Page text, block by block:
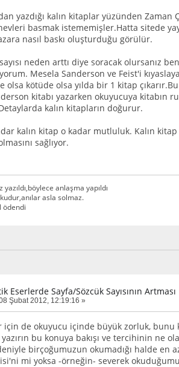
yazdığı kalın kitaplar yüzünden Zaman
basmak istememişler.Hatta sitede
nasıl baskı oluşturduğu görülür.
neden arttı diye soracak olursanız
Mesela Sanderson ve Feist'i
olsa kötüde olsa yılda bir 1 kitap
kitabı yazarken okuyucuya kitabın
kalın kitapların doğurur.
kalın kitap o kadar mutluluk. Kalın
sağlıyor.
anlaşma yapıldı
asla solmaz.
ödendi
Eserlerde Sayfa/Sözcük Sayısının Artması
Şubat 2012, 12:19:16 »
için de okuyucu içinde büyük zorluk, bunu
bu konuya bakışı ve tercihinin ne
birçoğumuzun okumadığı halde en
mi yoksa -örneğin- severek